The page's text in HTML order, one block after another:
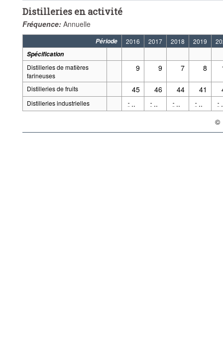
Distilleries en activité
Fréquence: Annuelle
Période 2016 2017 2018 2019
Spécification
Distilleries de matières
farineuses
9 9 7 8
Distilleries de fruits 45 46 44 41
Distilleries industrielles - .. - .. - .. - .. -
©